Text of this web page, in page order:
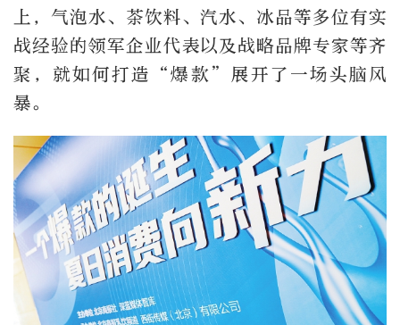
上，气泡水、茶饮料、汽水、冰品等多位有实
战经验的领军企业代表以及战略品牌专家等齐
聚，就如何打造“爆款”展开了一场头脑风
暴。